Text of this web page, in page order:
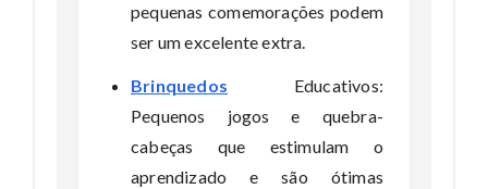
pequenas comemorações podem
ser um excelente extra.
Brinquedos Educativos:
Pequenos jogos e quebra-
cabeças que estimulam o
aprendizado e são ótimas